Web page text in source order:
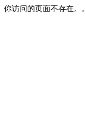
你访问的页面不存在。